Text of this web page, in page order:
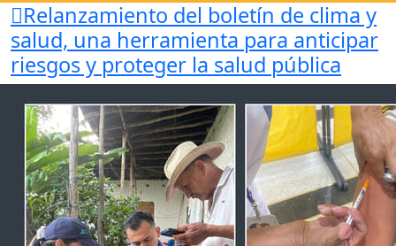
Relanzamiento del boletín de clima y
salud, una herramienta para anticipar
riesgos y proteger la salud pública